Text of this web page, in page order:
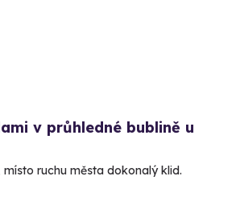
v průhledné bublině u
ruchu města dokonalý klid.